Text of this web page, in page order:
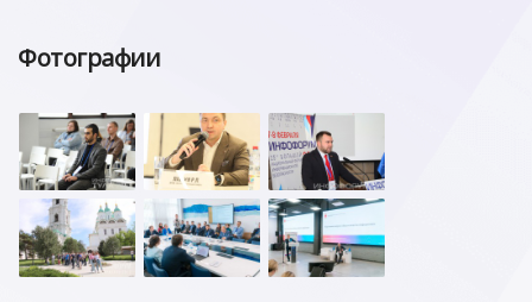
Фотографии